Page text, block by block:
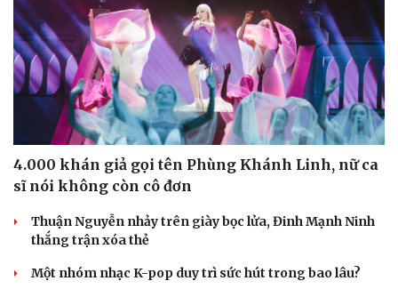
4.000 khán giả gọi tên Phùng Khánh Linh, nữ ca
sĩ nói không còn cô đơn
Thuận Nguyễn nhảy trên giày bọc lửa, Đinh Mạnh Ninh
thắng trận xóa thẻ
Một nhóm nhạc K-pop duy trì sức hút trong bao lâu?